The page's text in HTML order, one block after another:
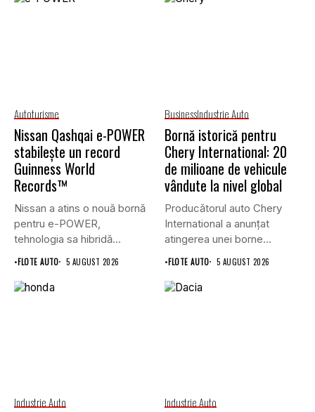
Autoturisme
Nissan Qashqai e-POWER
stabilește un record
Guinness World
Records™
Nissan a atins o nouă bornă
pentru e-POWER,
tehnologia sa hibridă
unică,...
•FLOTE AUTO 5 AUGUST 2026
BusinessIndustrie Auto
Bornă istorică pentru
Chery International: 20
de milioane de vehicule
vândute la nivel global
Producătorul auto Chery
International a anunțat
atingerea unei borne
istorice în industria...
•FLOTE AUTO 5 AUGUST 2026
Industrie Auto Industrie Auto